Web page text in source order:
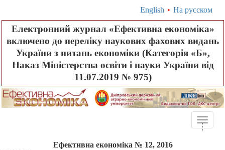
English • На русском
Електронний журнал «Ефективна економіка»
включено до переліку наукових фахових видань
України з питань економіки (Категорія «Б»,
Наказ Міністерства освіти і науки України від
11.07.2019 № 975)
Toggle
...
Ефективна економіка № 12, 2016